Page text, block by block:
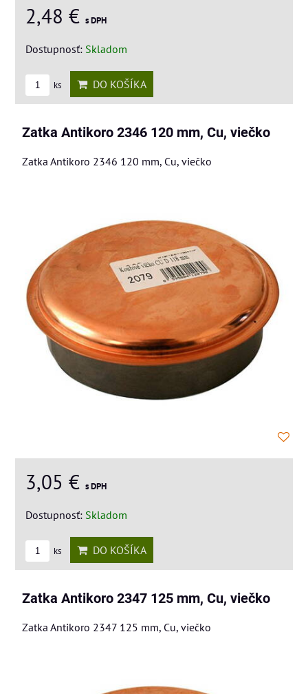
2,48 € s DPH
Dostupnosť: Skladom
ks DO KOŠÍKA
Zatka Antikoro 2346 120 mm, Cu, viečko
Zatka Antikoro 2346 120 mm, Cu, viečko
3,05 € s DPH
Dostupnosť: Skladom
ks DO KOŠÍKA
Zatka Antikoro 2347 125 mm, Cu, viečko
Zatka Antikoro 2347 125 mm, Cu, viečko